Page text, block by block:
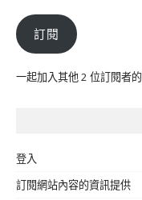
件
位
訂閱
一起加入其他 2 位訂閱者的
登入
訂閱網站內容的資訊提供